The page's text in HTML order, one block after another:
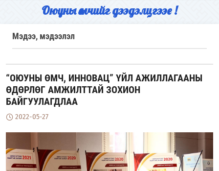
Оюуны өмчийг дээдэлцгээе !
Мэдээ, мэдээлэл
“ОЮУНЫ ӨМЧ, ИННОВАЦ” ҮЙЛ АЖИЛЛАГААНЫ
ӨДӨРЛӨГ АМЖИЛТТАЙ ЗОХИОН
БАЙГУУЛАГДЛАА
2022-05-27